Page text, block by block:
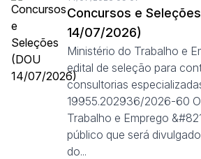
Concursos e
14/07/2026)
Ministério do Trabalho e
edital de seleção para
consultorias
19955.202936/2026-60
Trabalho e Emprego
público que será
do...